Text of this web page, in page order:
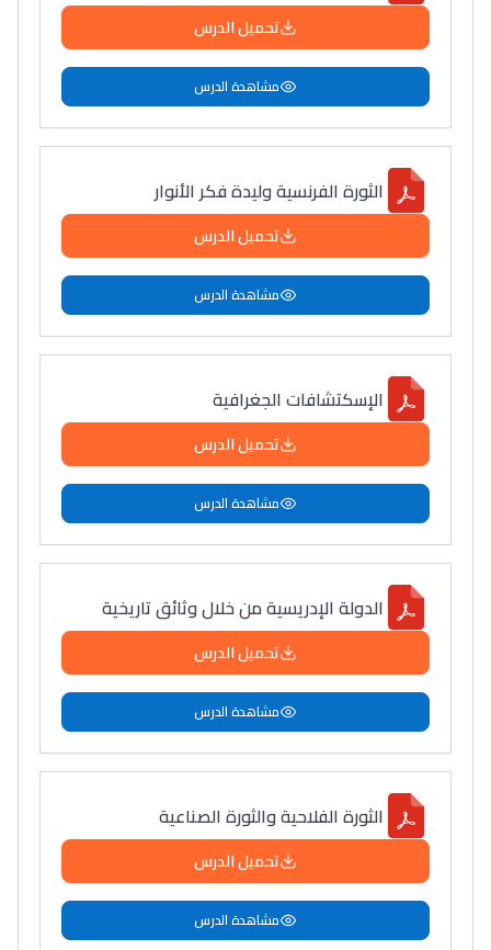
تحميل الدرس
مشاهدة الدرس
الثورة الفرنسية وليدة فكر الأنوار
تحميل الدرس
مشاهدة الدرس
الإسكتشافات الجغرافية
تحميل الدرس
مشاهدة الدرس
الدولة الإدريسية من خلال وثائق تاريخية
تحميل الدرس
مشاهدة الدرس
الثورة الفلاحية والثورة الصناعية
تحميل الدرس
مشاهدة الدرس